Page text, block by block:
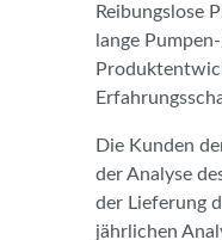
Reibungslose
lange
Die Kunden
der Analyse
der Lieferung
jährlichen